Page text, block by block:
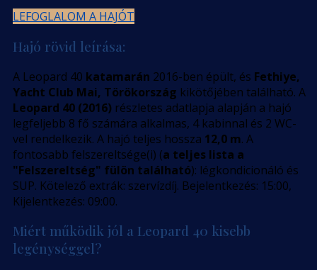
LEFOGLALOM A HAJÓT
Hajó rövid leírása:
A Leopard 40 katamarán 2016-ben épült, és Fethiye,
Yacht Club Mai, Törökország kikötőjében található. A
Leopard 40 (2016) részletes adatlapja alapján a hajó
legfeljebb 8 fő számára alkalmas, 4 kabinnal és 2 WC-
vel rendelkezik. A hajó teljes hossza 12,0 m. A
fontosabb felszereltsége(i) (a teljes lista a
"Felszereltség" fülön található): légkondicionáló és
SUP. Kötelező extrák: szervízdíj. Bejelentkezés: 15:00,
Kijelentkezés: 09:00.
Miért működik jól a Leopard 40 kisebb
legénységgel?